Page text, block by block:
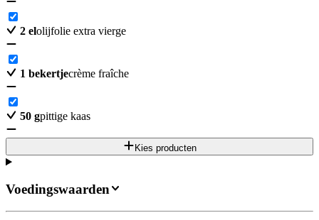
2 elolijfolie extra vierge
1 bekertjecrème fraîche
50 gpittige kaas
Kies producten
Voedingswaarden